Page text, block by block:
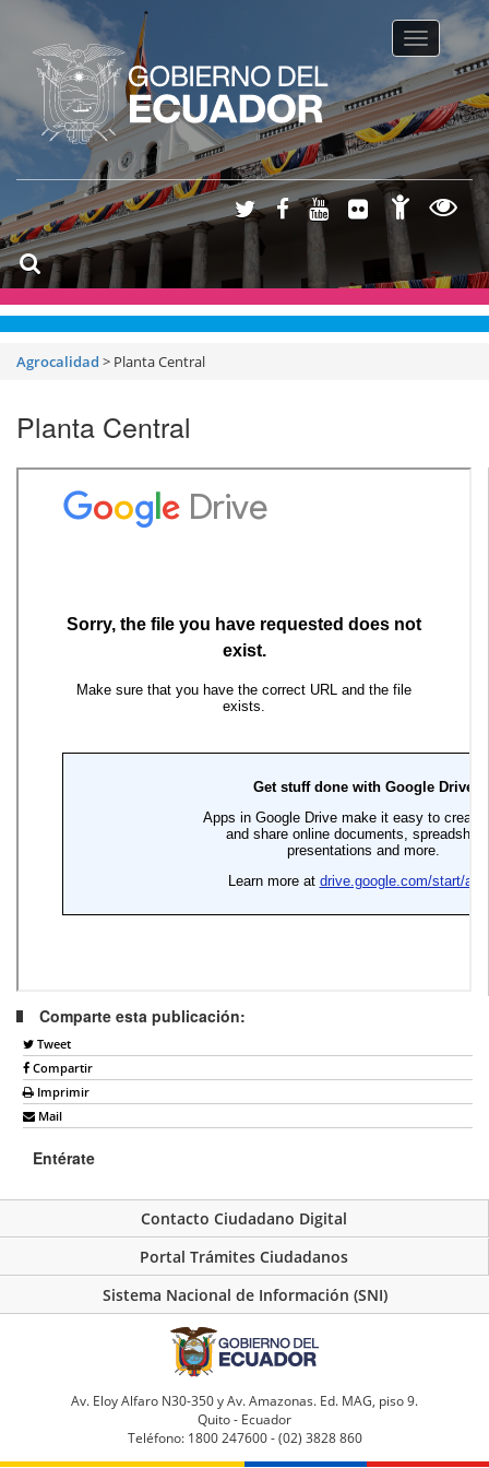
Toggle
Agrocalidad > Planta Central
Planta Central
Comparte esta publicación:
Tweet
Compartir
Imprimir
Mail
Entérate
Contacto Ciudadano Digital
Portal Trámites Ciudadanos
Sistema Nacional de Información (SNI)
Av. Eloy Alfaro N30-350 y Av. Amazonas. Ed. MAG, piso 9.
Quito - Ecuador
Teléfono: 1800 247600 - (02) 3828 860